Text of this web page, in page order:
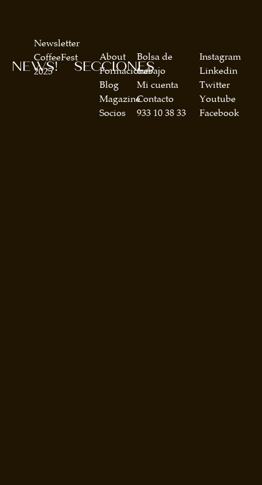
SECCIONES
About
Formaciones
Blog
Magazine
Socios
Bolsa de
trabajo
Mi cuenta
Contacto
933 10 38 33
NEWS!
Newsletter
CoffeeFest
2025
Instagram
Linkedin
Twitter
Youtube
Facebook